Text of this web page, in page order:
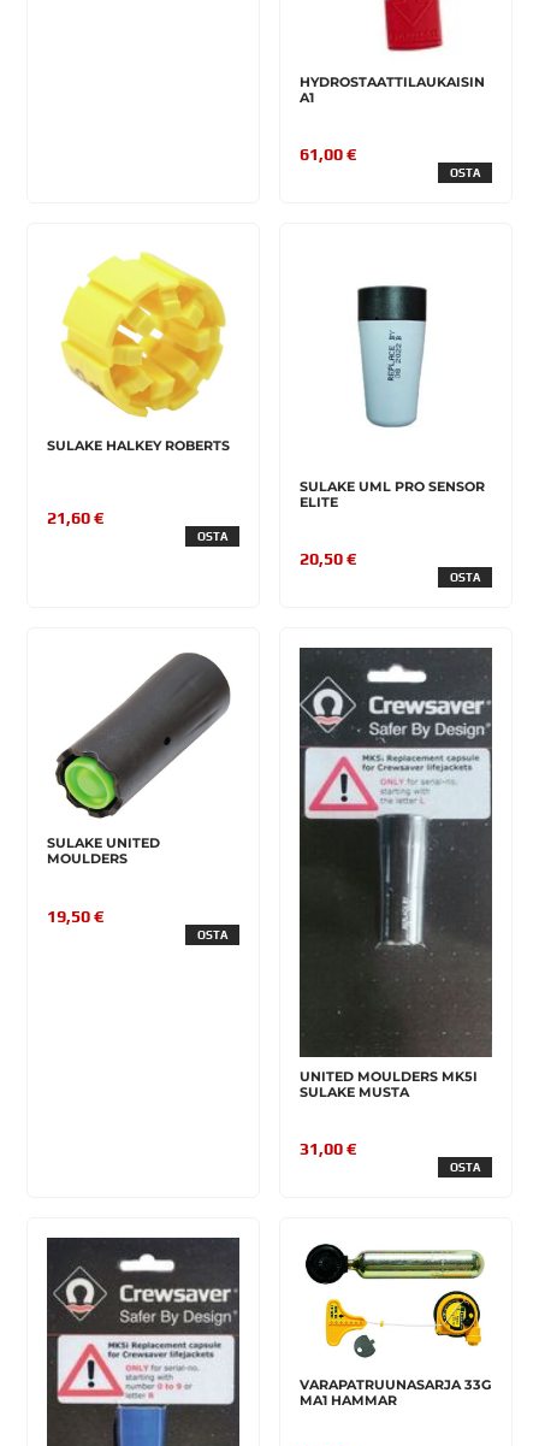
HYDROSTAATTILAUKAISIN
A1
61,00 €
OSTA
SULAKE HALKEY ROBERTS
21,60 €
OSTA
SULAKE UML PRO SENSOR
ELITE
20,50 €
OSTA
SULAKE UNITED
MOULDERS
19,50 €
OSTA
UNITED MOULDERS MK5I
SULAKE MUSTA
31,00 €
OSTA
VARAPATRUUNASARJA 33G
MA1 HAMMAR